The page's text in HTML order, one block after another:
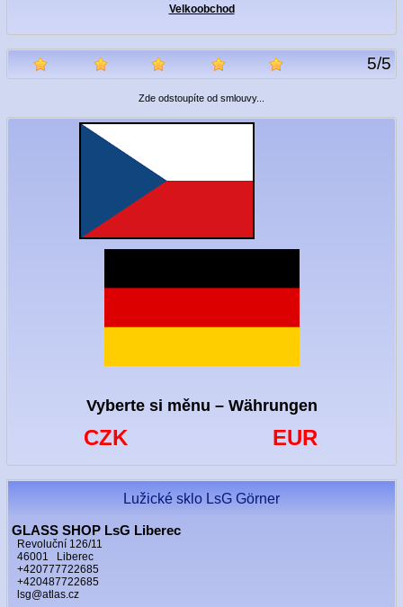
Velkoobchod
5/5
Zde odstoupíte od smlouvy...
Vyberte si měnu – Währungen
CZK EUR
Lužické sklo LsG Görner
GLASS SHOP LsG Liberec
Revoluční 126/11
46001 Liberec
+420777722685
+420487722685
lsg@atlas.cz